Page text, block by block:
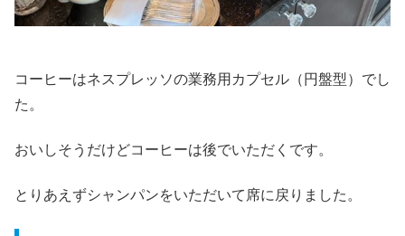
コーヒーはネスプレッソの業務用カプセル（円盤型）でし
た。
おいしそうだけどコーヒーは後でいただくです。
とりあえずシャンパンをいただいて席に戻りました。